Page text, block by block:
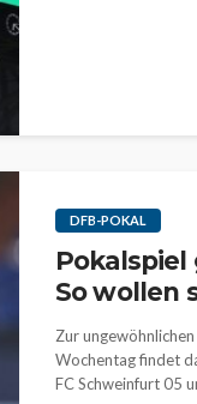
DFB-POKAL
Pokalspiel
So wollen
Zur
Wochentag findet
FC Schweinfurt 05